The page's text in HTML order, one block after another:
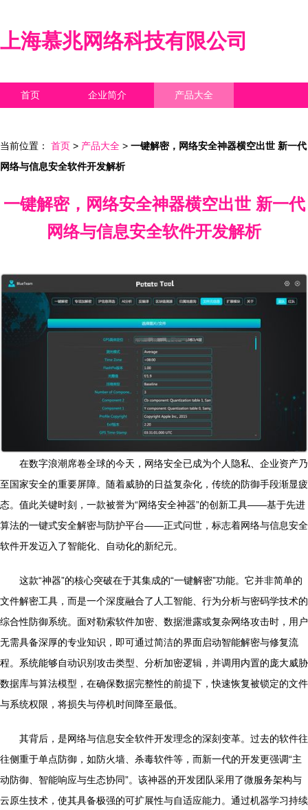
上海慕兆网络科技有限公司
首页 企业简介 产品大全
当前位置： 首页 > 产品大全 > 一键解密，网络安全神器横空出世 新一代
网络与信息安全软件开发解析
一键解密，网络安全神器横空出世 新一代
网络与信息安全软件开发解析
在数字浪潮席卷全球的今天，网络安全已成为个人隐私、企业资产乃
至国家安全的重要屏障。随着威胁的日益复杂化，传统的防御手段渐显疲
态。值此关键时刻，一款被誉为“网络安全神器”的创新工具——基于先进
算法的一键式安全解密与防护平台——正式问世，标志着网络与信息安全
软件开发迈入了智能化、自动化的新纪元。
这款“神器”的核心突破在于其集成的“一键解密”功能。它并非简单的
文件解密工具，而是一个深度融合了人工智能、行为分析与密码学技术的
综合性防御系统。面对勒索软件加密、数据泄露或复杂网络攻击时，用户
无需具备深厚的专业知识，即可通过简洁的界面启动智能解密与修复流
程。系统能够自动识别攻击类型、分析加密逻辑，并调用内置的庞大威胁
数据库与算法模型，在确保数据完整性的前提下，快速恢复被锁定的文件
与系统权限，将损失与停机时间降至最低。
其背后，是网络与信息安全软件开发理念的深刻变革。过去的软件往
往侧重于单点防御，如防火墙、杀毒软件等，而新一代的开发更强调“主
动防御、智能响应与生态协同”。该神器的开发团队采用了微服务架构与
云原生技术，使其具备极强的可扩展性与自适应能力。通过机器学习持续